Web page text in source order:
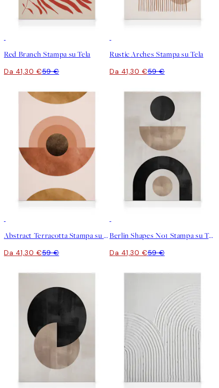
Red Branch Stampa su Tela
Da 41,30 €59 €
Rustic Arches Stampa su Tela
Da 41,30 €59 €
Abstract Terracotta Stampa su Tela
Da 41,30 €59 €
Berlin Shapes No1 Stampa su Tela
Da 41,30 €59 €